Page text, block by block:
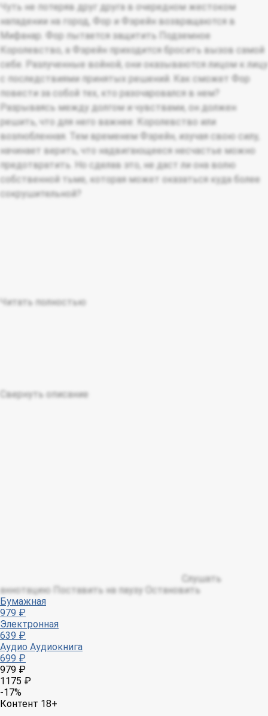
Чуть не потеряв друг друга в очередном жестоком
нападении на город, Фор и Фэрейн возвращаются в
Мифанар. Фор пытается защитить Подземное
Королевство, а Фэрейн приходится бросить вызов самой
себе. Разлученные войной, они оказываются лицом к лицу
с последствиями принятых решений. Как сможет Фор
повести за собой тех, кто разочаровался в нем?
Разрываясь между долгом и чувствами, он должен
решить, что для него важнее: Королевство или
возлюбленная. Тем временем Фэрейн, изучая свою силу,
начинает верить, что надвигающееся несчастье можно
предотвратить. Но сделав это, не даст ли она волю
собственной тьме, которая может оказаться куда более
сокрушительной?
Читать полностью
Свернуть описание
Слушать
аннотацию
Поставить на паузу
Остановить
Бумажная
979 ₽
Электронная
639 ₽
Аудио Аудиокнига
699 ₽
979 ₽
1175 ₽
-17%
Контент 18+